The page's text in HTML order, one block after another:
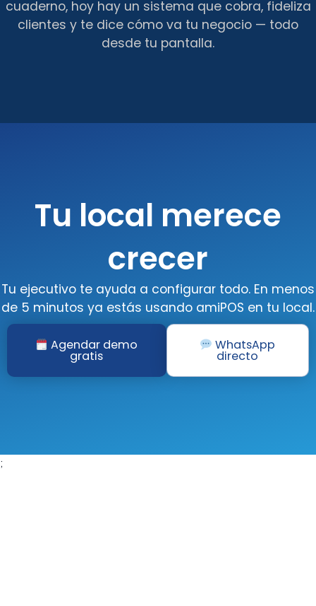
cuaderno, hoy hay un sistema que cobra, fideliza
clientes y te dice cómo va tu negocio — todo
desde tu pantalla.
Tu local merece
crecer
Tu ejecutivo te ayuda a configurar todo. En menos
de 5 minutos ya estás usando amiPOS en tu local.
Agendar demo
gratis
WhatsApp
directo
;